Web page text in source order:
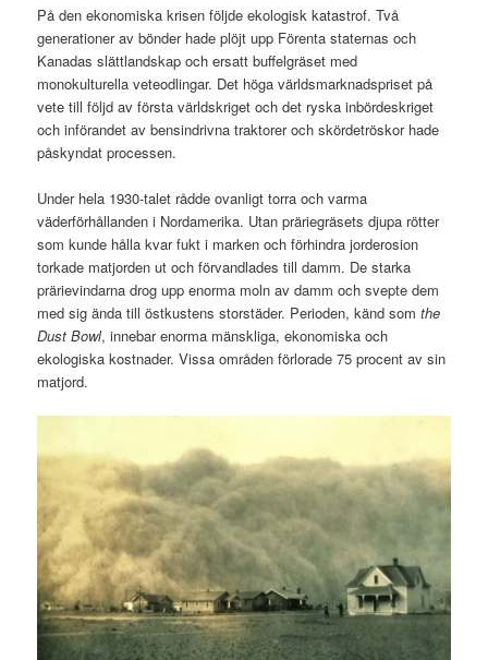
På den ekonomiska krisen följde ekologisk katastrof. Två
generationer av bönder hade plöjt upp Förenta staternas och
Kanadas slättlandskap och ersatt buffelgräset med
monokulturella veteodlingar. Det höga världsmarknadspriset på
vete till följd av första världskriget och det ryska inbördeskriget
och införandet av bensindrivna traktorer och skördetröskor hade
påskyndat processen.
Under hela 1930-talet rådde ovanligt torra och varma
väderförhållanden i Nordamerika. Utan präriegräsets djupa rötter
som kunde hålla kvar fukt i marken och förhindra jorderosion
torkade matjorden ut och förvandlades till damm. De starka
prärievindarna drog upp enorma moln av damm och svepte dem
med sig ända till östkustens storstäder. Perioden, känd somthe
Dust Bowl, innebar enorma mänskliga, ekonomiska och
ekologiska kostnader. Vissa områden förlorade 75 procent av sin
matjord.